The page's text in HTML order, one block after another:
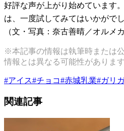
好評な声が上がり始めています
は、一度試してみてはいかがでし
（文・写真：奈古善晴／オルメカ
※本記事の情報は執筆時または
情報とは異なる可能性がありま
#アイス#チョコ#赤城乳業#ガリ
関連記事